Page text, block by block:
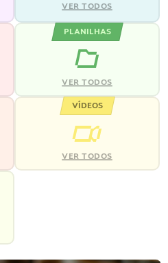
VER TODOS
PLANILHAS
VER TODOS
VÍDEOS
VER TODOS